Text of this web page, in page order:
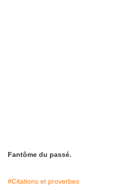
Fantôme du passé.
#Citations et proverbes